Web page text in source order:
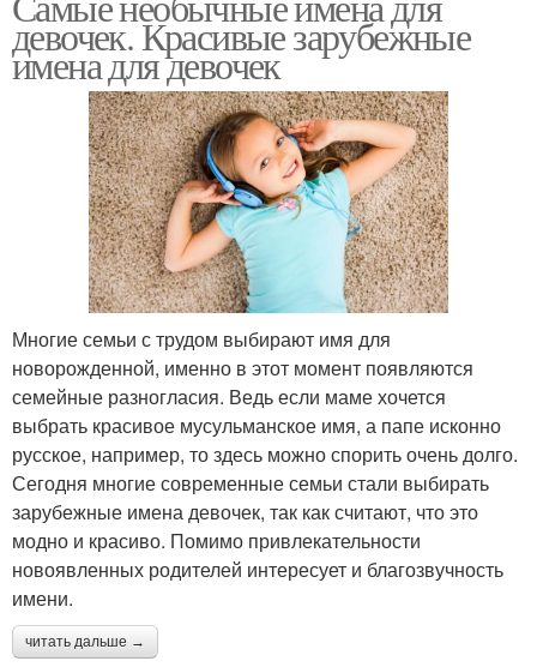
девочек. Красивые зарубежные
имена для девочек
Многие семьи с трудом выбирают имя для
новорожденной, именно в этот момент появляются
семейные разногласия. Ведь если маме хочется
выбрать красивое мусульманское имя, а папе исконно
русское, например, то здесь можно спорить очень долго.
Сегодня многие современные семьи стали выбирать
зарубежные имена девочек, так как считают, что это
модно и красиво. Помимо привлекательности
новоявленных родителей интересует и благозвучность
имени.
читать дальше →